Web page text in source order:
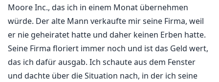
Moore Inc., das ich in einem Monat übernehmen
würde. Der alte Mann verkaufte mir seine Firma, weil
er nie geheiratet hatte und daher keinen Erben hatte.
Seine Firma floriert immer noch und ist das Geld wert,
das ich dafür ausgab. Ich schaute aus dem Fenster
und dachte über die Situation nach, in der ich seine